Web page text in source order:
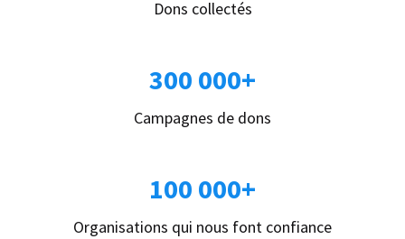
Dons collectés
300 000+
Campagnes de dons
100 000+
Organisations qui nous font confiance